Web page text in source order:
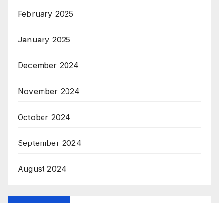
February 2025
January 2025
December 2024
November 2024
October 2024
September 2024
August 2024